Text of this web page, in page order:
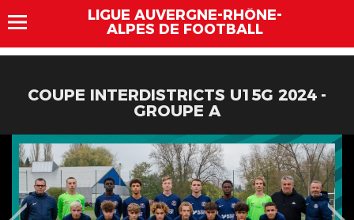
LIGUE AUVERGNE-RHÔNE-
ALPES DE FOOTBALL
COUPE INTERDISTRICTS U15G 2024 -
GROUPE A